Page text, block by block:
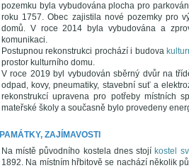
pozemku byla vybudována plocha pro
roku 1757. Obec zajistila nové pozemky pro
domů. V roce 2014 byla vybudována a
komunikaci.
Postupnou rekonstrukci prochází i budova
prostor kulturního domu.
V roce 2019 byl vybudován sběrný dvůr na
odpad, kovy, pneumatiky, stavební suť a
rekonstrukcí upravena pro potřeby místních
mateřské školy a současně bylo provedeny
PAMÁTKY, ZAJÍMAVOSTI
Na místě původního kostela dnes stojí kostel
1892. Na místním hřbitově se nachází několik